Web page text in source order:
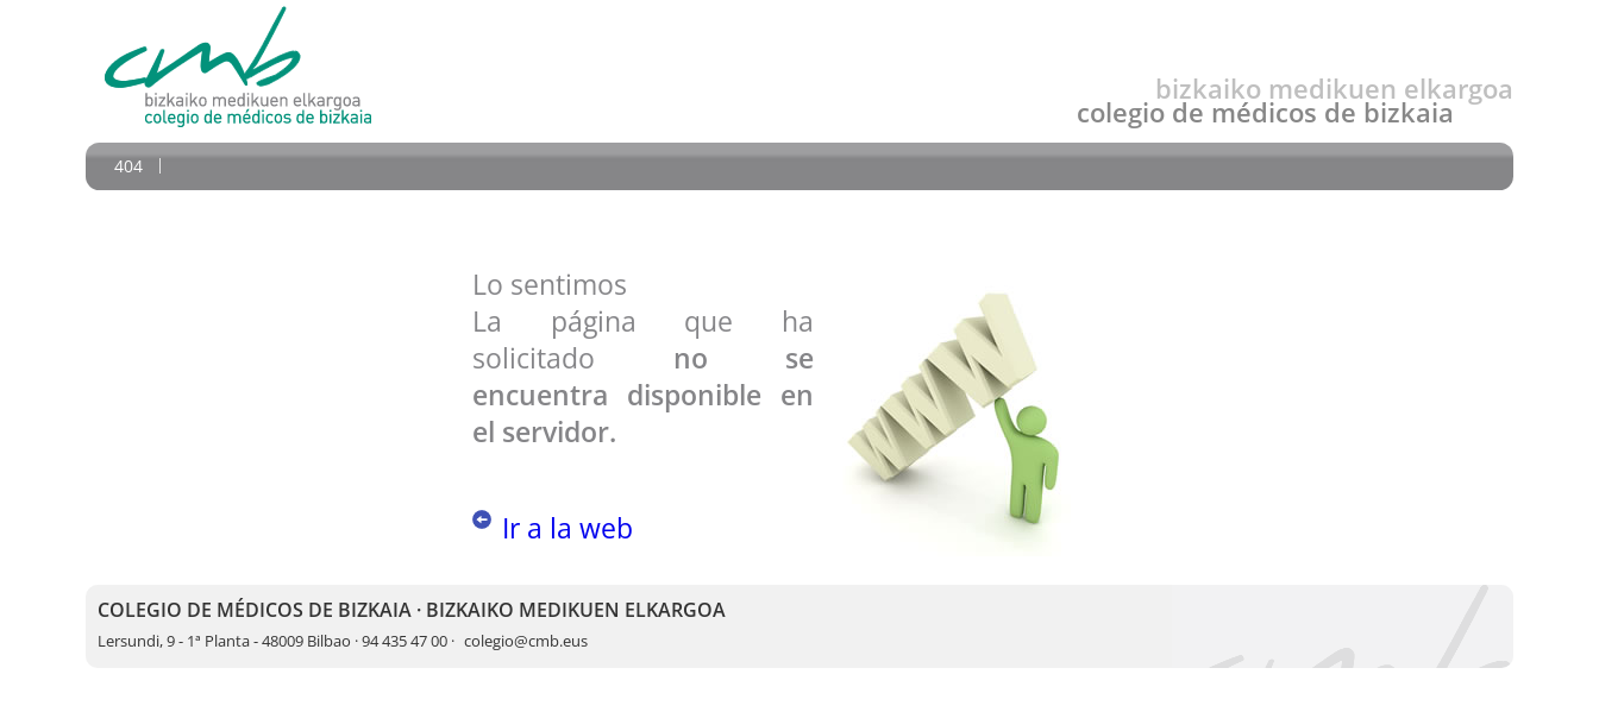
bizkaiko medikuen elkargoa
colegio de médicos de bizkaia
404
Lo sentimos
La página que ha
solicitado no se
encuentra disponible en
el servidor.
Ir a la web
COLEGIO DE MÉDICOS DE BIZKAIA · BIZKAIKO MEDIKUEN ELKARGOA
Lersundi, 9 - 1ª Planta - 48009 Bilbao · 94 435 47 00 · colegio@cmb.eus